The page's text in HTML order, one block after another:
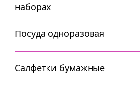
наборах
Посуда одноразовая
Салфетки бумажные